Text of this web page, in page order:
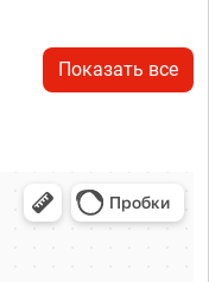
Показать все